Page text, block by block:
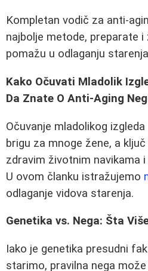
Kompletan vodič za anti-
najbolje metode, preparate i
pomažu u odlaganju
Kako Očuvati Mladolik
Da Znate O Anti-Aging
Očuvanje mladolikog
brigu za mnoge žene, a
zdravim životnim navikama
U ovom članku istražujemo
odlaganje vidova starenja.
Genetika vs. Nega: Šta
Iako je genetika presudni
starimo, pravilna nega